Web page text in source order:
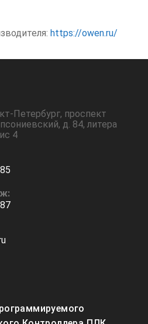
https://owen.ru/
Петербург, проспект
д. 84, литера
4